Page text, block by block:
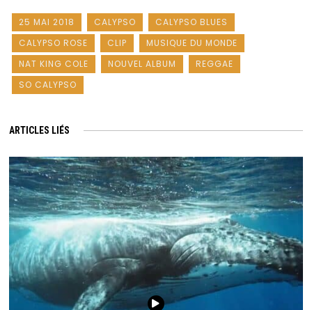
25 MAI 2018 CALYPSO
CALYPSO BLUES
CALYPSO ROSE
CLIP
MUSIQUE DU MONDE
NAT KING COLE
NOUVEL ALBUM
REGGAE
SO CALYPSO
ARTICLES LIÉS